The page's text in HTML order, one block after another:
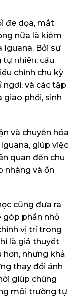
đe dọa, mắt
nữa là kiểm
Iguana. Bởi sự
nhiên, cấu
chỉnh chu kỳ
ngơi, và các tập
giao phối, sinh
và chuyển hóa
giúp việc
quan đến chu
nhàng và ổn
cũng đưa ra
góp phần nhỏ
vị trí trong
là giả thuyết
nhưng khả
thay đổi ánh
giúp chúng
môi trường tự